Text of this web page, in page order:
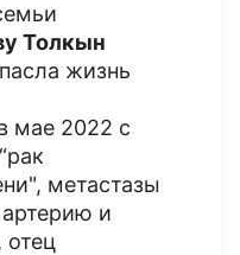
Толкын
жизнь
мае 2022 с
метастазы
и